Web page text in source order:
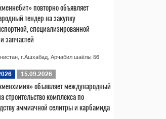
повторно объявляет
тендер на закупку
специализированной
запчастей
г.Ашхабад, Арчабил шаёлы 56
15.09.2026
объявляет международный
строительство комплекса по
аммиачной селитры и карбамида